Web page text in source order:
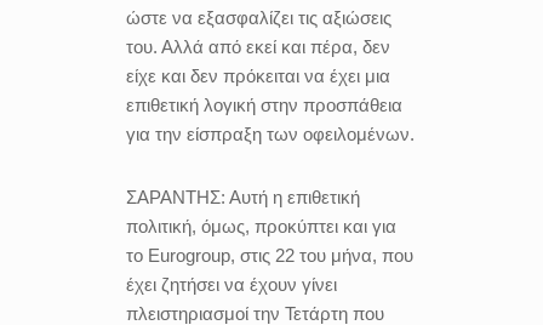
ώστε να εξασφαλίζει τις αξιώσεις
του. Αλλά από εκεί και πέρα, δεν
είχε και δεν πρόκειται να έχει μια
επιθετική λογική στην προσπάθεια
για την είσπραξη των οφειλομένων.
ΣΑΡΑΝΤΗΣ: Αυτή η επιθετική
πολιτική, όμως, προκύπτει και για
το Eurogroup, στις 22 του μήνα, που
έχει ζητήσει να έχουν γίνει
πλειστηριασμοί την Τετάρτη που